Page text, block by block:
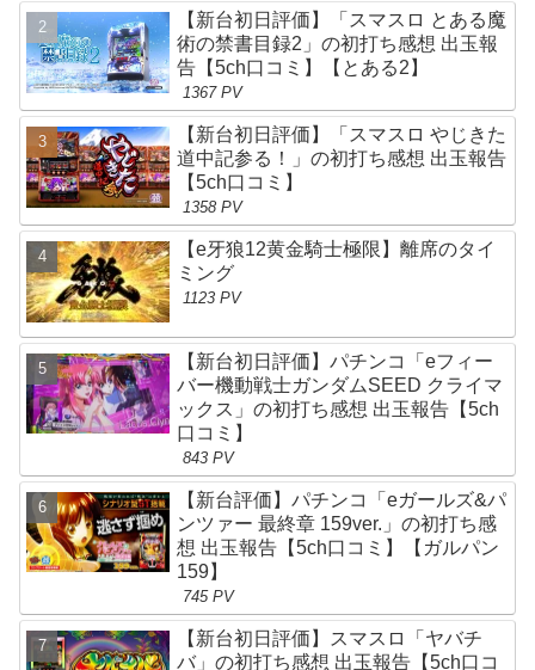
【新台初日評価】「スマスロ とある魔
術の禁書目録2」の初打ち感想 出玉報
告【5ch口コミ】【とある2】
1367 PV
【新台初日評価】「スマスロ やじきた
道中記参る！」の初打ち感想 出玉報告
【5ch口コミ】
1358 PV
【e牙狼12黄金騎士極限】離席のタイ
ミング
1123 PV
【新台初日評価】パチンコ「eフィー
バー機動戦士ガンダムSEED クライマ
ックス」の初打ち感想 出玉報告【5ch
口コミ】
843 PV
【新台評価】パチンコ「eガールズ&パ
ンツァー 最終章 159ver.」の初打ち感
想 出玉報告【5ch口コミ】【ガルパン
159】
745 PV
【新台初日評価】スマスロ「ヤバチ
バ」の初打ち感想 出玉報告【5ch口コ